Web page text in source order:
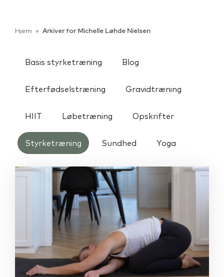
Hjem » Arkiver for Michelle Løhde Nielsen
Basis styrketræning Blog
Efterfødselstræning Gravidtræning
HIIT Løbetræning Opskrifter
Styrketræning Sundhed Yoga